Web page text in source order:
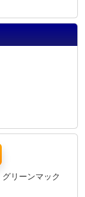
リーンマック